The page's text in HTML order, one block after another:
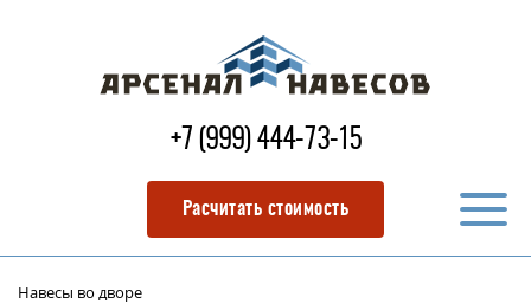
+7 (999) 444-73-15
Расчитать стоимость
Навесы во дворе